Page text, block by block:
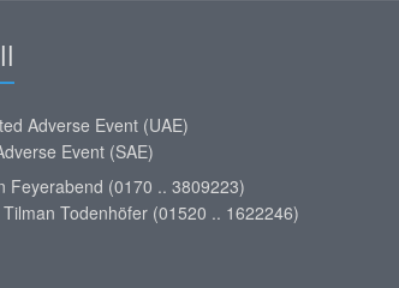
Adverse Event (UAE)
Event (SAE)
Feyerabend (0170 .. 3809223)
Todenhöfer (01520 .. 1622246)